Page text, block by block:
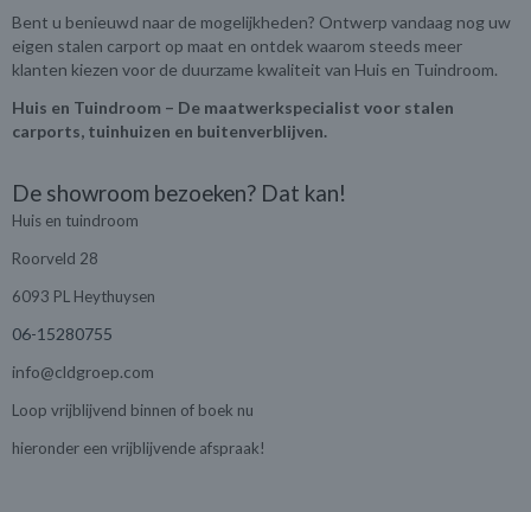
Bent u benieuwd naar de mogelijkheden? Ontwerp vandaag nog uw
eigen stalen carport op maat en ontdek waarom steeds meer
klanten kiezen voor de duurzame kwaliteit van Huis en Tuindroom.
Huis en Tuindroom – De maatwerkspecialist voor stalen
carports, tuinhuizen en buitenverblijven.
De showroom bezoeken? Dat kan!
Huis en tuindroom
Roorveld 28
6093 PL Heythuysen
06-15280755
info@cldgroep.com
Loop vrijblijvend binnen of boek nu
hieronder een vrijblijvende afspraak!